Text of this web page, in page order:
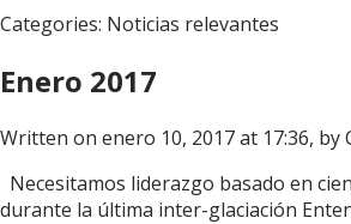
Categories: Noticias relevantes
Enero 2017
Written on enero 10, 2017 at 17:36, by
Necesitamos liderazgo basado en
durante la última inter-glaciación